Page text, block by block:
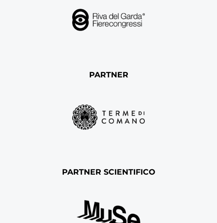
PARTNER
PARTNER SCIENTIFICO